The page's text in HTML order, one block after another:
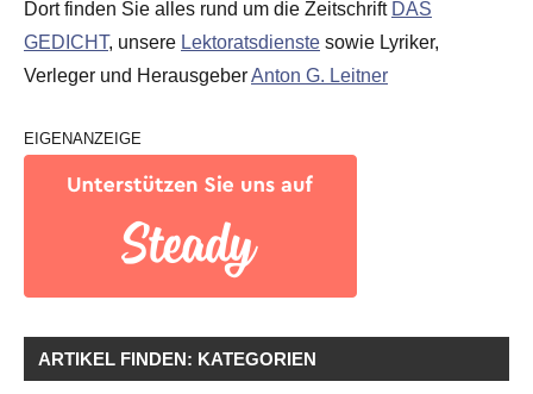
Dort finden Sie alles rund um die Zeitschrift DAS
GEDICHT, unsere Lektoratsdienste sowie Lyriker,
Verleger und HerausgeberAnton G. Leitner
EIGENANZEIGE
ARTIKEL FINDEN: KATEGORIEN